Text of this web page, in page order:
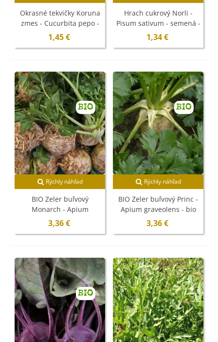
Okrasné tekvičky Koruna
zmes - Cucurbita pepo -
semená - 40 ks
1,45 €
Hrach cukrový Norli -
Pisum sativum - semená -
60 ks
1,34 €
BIO
Rýchly náhľad
BIO Zeler buľvový
Monarch - Apium
graveolens - bio semená -
20 ks
3,36 €
BIO
Rýchly náhľad
BIO Zeler buľvový Princ -
Apium graveolens - bio
semená - 20 ks
3,36 €
BIO